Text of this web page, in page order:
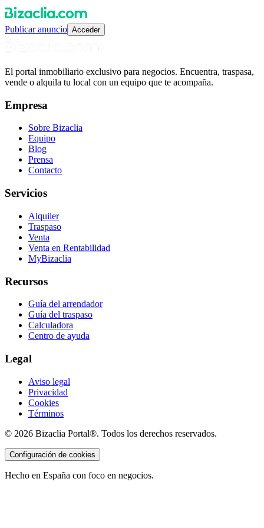
Publicar anuncio Acceder
El portal inmobiliario exclusivo para negocios. Encuentra, traspasa,
vende o alquila tu local con un equipo que te acompaña.
Empresa
Sobre Bizaclia
Equipo
Blog
Prensa
Contacto
Servicios
Alquiler
Traspaso
Venta
Venta en Rentabilidad
MyBizaclia
Recursos
Guía del arrendador
Guía del traspaso
Calculadora
Centro de ayuda
Legal
Aviso legal
Privacidad
Cookies
Términos
© 2026 Bizaclia Portal®. Todos los derechos reservados.
Configuración de cookies
Hecho en España con foco en negocios.